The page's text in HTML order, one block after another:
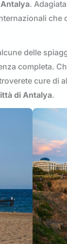
.
delle
completa.
cure di
di Antalya.